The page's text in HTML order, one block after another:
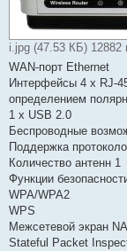
i.jpg (47.53 КБ) 12882
WAN-порт Ethernet
Интерфейсы 4 x RJ-
определением
1 x USB 2.0
Беспроводные
Поддержка
Количество антенн 1
Функции
WPA/WPA2
WPS
Межсетевой экран
Stateful Packet